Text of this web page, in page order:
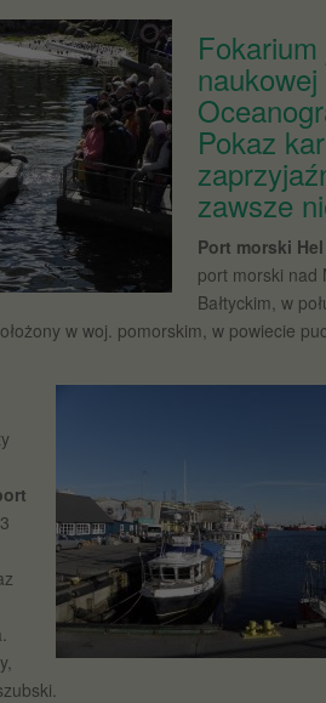
Pokaz
zawsze
Port morski Hel
port morski nad
Bałtyckim, w
w woj. pomorskim, w powiecie